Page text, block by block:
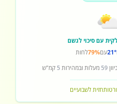
עם סיכוי לגשם
21°עם79%לחות
59 מעלות ובמהירות 5 קמ"ש
תחזית לשבועיים